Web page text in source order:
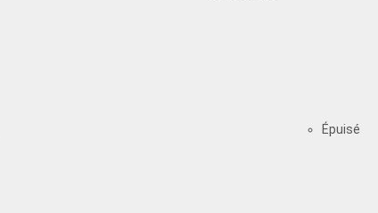
Épuisé